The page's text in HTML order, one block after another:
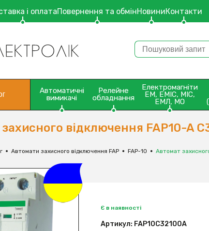
і оплатаПовернення та обмінНовиниКонтакти
Автоматичні
вимикачі
Релейне
обладнання
Електромагніти
ЕМ, ЕМІС, МІС,
ЕМЛ, МО
відключення FAP10-A
Автомати захисного відключення FAP FAP-10 Автомат
Є в наявності
Артикул: FAP10С32100A